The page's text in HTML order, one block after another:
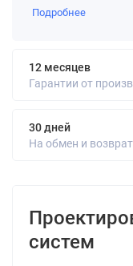
Подробнее
12 месяцев
Гарантии от
30 дней
На обмен и
систем